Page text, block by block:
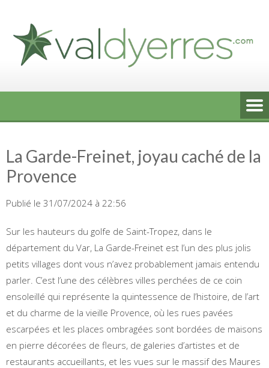
content
La Garde-Freinet, joyau caché de la
Provence
Publié le 31/07/2024 à 22:56
Sur les hauteurs du golfe de Saint-Tropez, dans le
département du Var, La Garde-Freinet est l’un des plus jolis
petits villages dont vous n’avez probablement jamais entendu
parler. C’est l’une des célèbres villes perchées de ce coin
ensoleillé qui représente la quintessence de l’histoire, de l’art
et du charme de la vieille Provence, où les rues pavées
escarpées et les places ombragées sont bordées de maisons
en pierre décorées de fleurs, de galeries d’artistes et de
restaurants accueillants, et les vues sur le massif des Maures